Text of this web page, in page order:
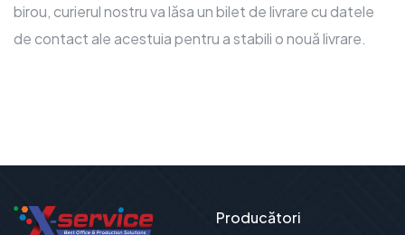
birou, curierul nostru va lăsa un bilet de livrare cu datele
de contact ale acestuia pentru a stabili o nouă livrare.
Producători